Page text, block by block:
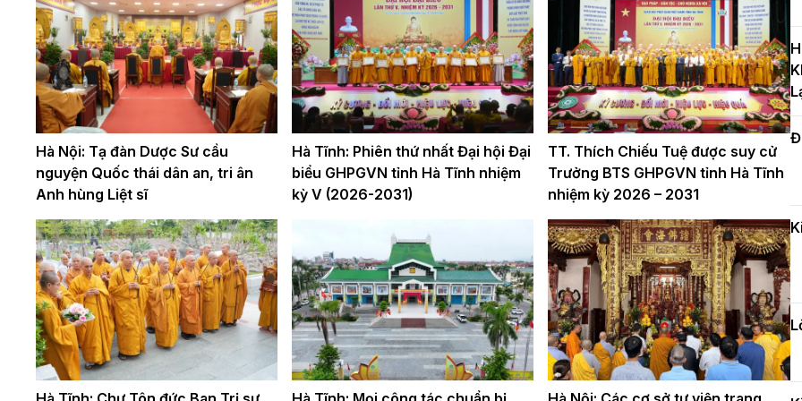
Hà Nội: Tạ đàn Dược Sư cầu
nguyện Quốc thái dân an, tri ân
Anh hùng Liệt sĩ
Hà Tĩnh: Phiên thứ nhất Đại hội Đại
biểu GHPGVN tỉnh Hà Tĩnh nhiệm
kỳ V (2026-2031)
TT. Thích Chiếu Tuệ được suy cử
Trưởng BTS GHPGVN tỉnh Hà Tĩnh
nhiệm kỳ 2026 – 2031